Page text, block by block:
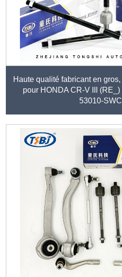
Haute qualité fabricant en
pour HONDA CR-V III
53010-